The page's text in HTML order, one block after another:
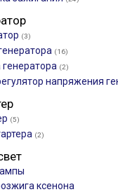
(3)
(16)
(2)
напряжения
(5)
(2)
ксенона